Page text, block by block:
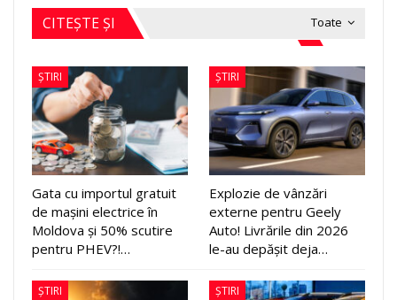
Toate
CITEȘTE ȘI
ȘTIRI
Gata cu importul gratuit
de mașini electrice în
Moldova și 50% scutire
pentru PHEV?!…
ȘTIRI
Explozie de vânzări
externe pentru Geely
Auto! Livrările din 2026
le-au depășit deja…
ȘTIRI ȘTIRI